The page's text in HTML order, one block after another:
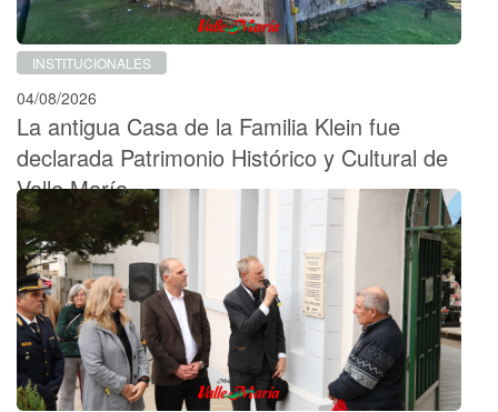
INSTITUCIONALES
04/08/2026
La antigua Casa de la Familia Klein fue
declarada Patrimonio Histórico y Cultural de
Valle María